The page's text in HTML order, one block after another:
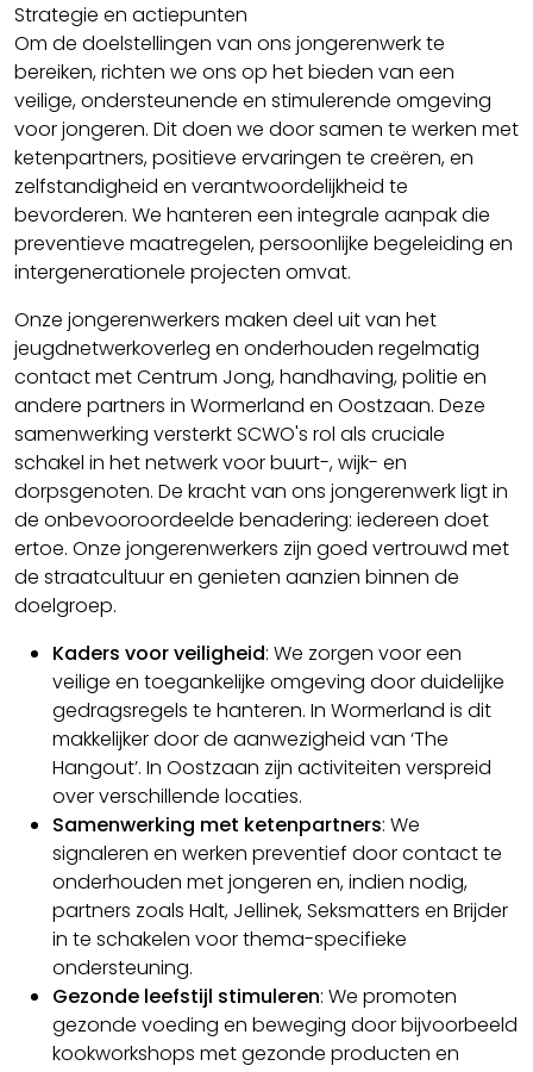
Strategie en actiepunten
Om de doelstellingen van ons jongerenwerk te
bereiken, richten we ons op het bieden van een
veilige, ondersteunende en stimulerende omgeving
voor jongeren. Dit doen we door samen te werken met
ketenpartners, positieve ervaringen te creëren, en
zelfstandigheid en verantwoordelijkheid te
bevorderen. We hanteren een integrale aanpak die
preventieve maatregelen, persoonlijke begeleiding en
intergenerationele projecten omvat.
Onze jongerenwerkers maken deel uit van het
jeugdnetwerkoverleg en onderhouden regelmatig
contact met Centrum Jong, handhaving, politie en
andere partners in Wormerland en Oostzaan. Deze
samenwerking versterkt SCWO's rol als cruciale
schakel in het netwerk voor buurt-, wijk- en
dorpsgenoten. De kracht van ons jongerenwerk ligt in
de onbevooroordeelde benadering: iedereen doet
ertoe. Onze jongerenwerkers zijn goed vertrouwd met
de straatcultuur en genieten aanzien binnen de
doelgroep.
Kaders voor veiligheid: We zorgen voor een
veilige en toegankelijke omgeving door duidelijke
gedragsregels te hanteren. In Wormerland is dit
makkelijker door de aanwezigheid van ‘The
Hangout’. In Oostzaan zijn activiteiten verspreid
over verschillende locaties.
Samenwerking met ketenpartners: We
signaleren en werken preventief door contact te
onderhouden met jongeren en, indien nodig,
partners zoals Halt, Jellinek, Seksmatters en Brijder
in te schakelen voor thema-specifieke
ondersteuning.
Gezonde leefstijl stimuleren: We promoten
gezonde voeding en beweging door bijvoorbeeld
kookworkshops met gezonde producten en